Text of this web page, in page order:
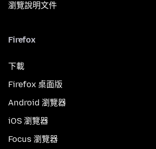
瀏覽說明文件
Firefox
下載
Firefox 桌面版
Android 瀏覽器
iOS 瀏覽器
Focus 瀏覽器